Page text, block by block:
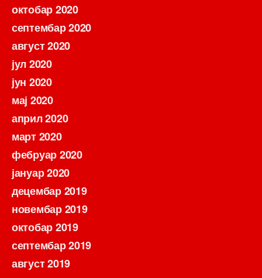
октобар 2020
септембар 2020
август 2020
јул 2020
јун 2020
мај 2020
април 2020
март 2020
фебруар 2020
јануар 2020
децембар 2019
новембар 2019
октобар 2019
септембар 2019
август 2019